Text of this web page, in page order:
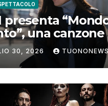
presenta
una canzone
di lasciare
negativi
30, 2026 TUONONEWS